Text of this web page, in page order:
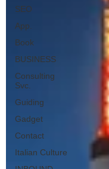
SEO
App.
Book
BUSINESS
Consulting
Svc.
Guiding
Gadget
Contact
Italian Culture